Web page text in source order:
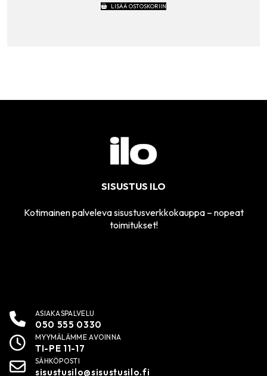
LISÄÄ OSTOSKORIIN
SISUSTUS ILO
Kotimainen palveleva sisustusverkkokauppa – nopeat
toimitukset!
ASIAKASPALVELU
050 555 0330
MYYMÄLÄMME AVOINNA
TI-PE 11-17
SÄHKÖPOSTI
sisustusilo@sisustusilo.fi